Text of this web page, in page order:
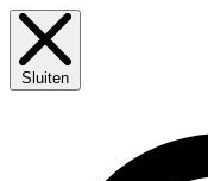
Sluiten